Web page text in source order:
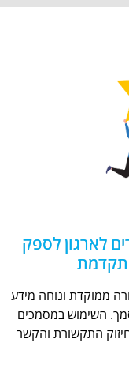
לארגון לספק
ממוקדת ונוחה מידע
השימוש במסמכים
התקשורת והקשר